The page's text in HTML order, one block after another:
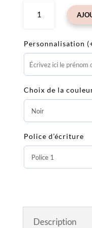
enfant
Miffy
19
Rose
Poudré
personnalisable
Personnalisation
Choix de la
Police d’écriture
Description